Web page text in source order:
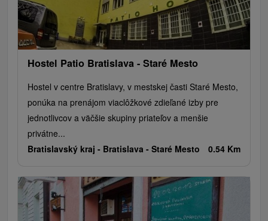
Hostel Patio Bratislava - Staré Mesto
Hostel v centre Bratislavy, v mestskej časti Staré Mesto,
ponúka na prenájom viaclôžkové zdieľané izby pre
jednotlivcov a väčšie skupiny priateľov a menšie
privátne...
Bratislavský kraj - Bratislava - Staré Mesto 0.54 Km